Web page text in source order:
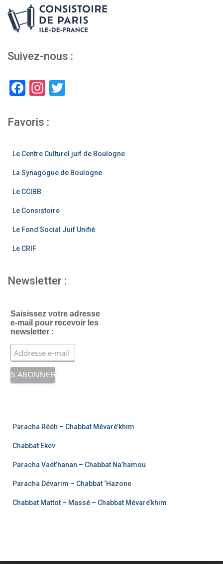
Suivez-nous :
F
c
b
o
o
k
In
a
a
m
Favoris :
Le Centre Culturel juif de Boulogne
La Synagogue de Boulogne
Le CCIBB
Le Consistoire
Le Fond Social Juif Unifié
Le CRIF
Newsletter :
Saisissez votre adresse
e-mail pour recevoir les
newsletter :
Paracha Rééh – Chabbat Mévaré’khim
Chabbat Ekev
Paracha Vaét’hanan – Chabbat Na’hamou
Paracha Dévarim – Chabbat ‘Hazone
Chabbat Mattot – Massé – Chabbat Mévaré’khim